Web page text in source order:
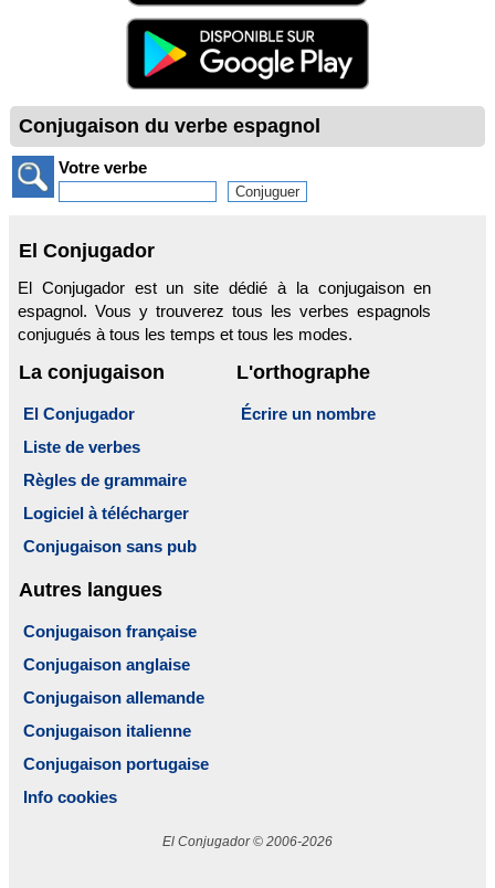
Conjugaison du verbe espagnol
Votre verbe
El Conjugador
El Conjugador est un site dédié à la conjugaison en
espagnol. Vous y trouverez tous les verbes espagnols
conjugués à tous les temps et tous les modes.
La conjugaison
El Conjugador
Liste de verbes
Règles de grammaire
Logiciel à télécharger
Conjugaison sans pub
L'orthographe
Écrire un nombre
Autres langues
Conjugaison française
Conjugaison anglaise
Conjugaison allemande
Conjugaison italienne
Conjugaison portugaise
Info cookies
El Conjugador © 2006-2026